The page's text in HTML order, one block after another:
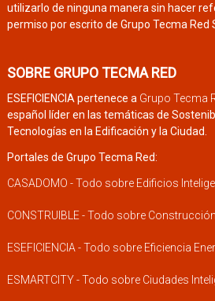
utilizarlo de ninguna manera sin hacer
permiso por escrito de Grupo Tecma Red
SOBRE GRUPO TECMA RED
ESEFICIENCIA pertenece a Grupo Tecma
español líder en las temáticas de
Tecnologías en la Edificación y la Ciudad.
Portales de Grupo Tecma Red:
CASADOMO - Todo sobre Edificios
CONSTRUIBLE - Todo sobre
ESEFICIENCIA - Todo sobre Eficiencia
ESMARTCITY - Todo sobre Ciudades